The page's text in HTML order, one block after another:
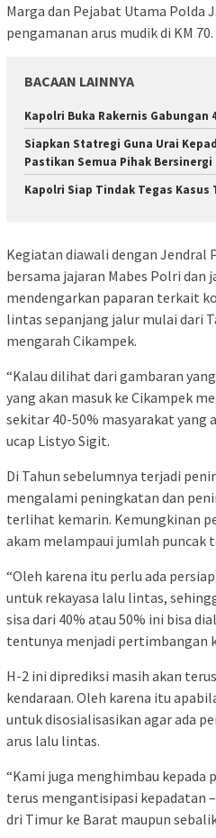
Marga dan Pejabat Utama Polda
pengamanan arus mudik di KM 70.
BACAAN LAINNYA
Kapolri Buka Rakernis Gabungan
Siapkan Statregi Guna Urai
Pastikan Semua Pihak Bersinergi
Kapolri Siap Tindak Tegas Kasus
Kegiatan diawali dengan Jendral
bersama jajaran Mabes Polri dan
mendengarkan paparan terkait
lintas sepanjang jalur mulai dari
mengarah Cikampek.
“Kalau dilihat dari gambaran
yang akan masuk ke Cikampek
sekitar 40-50% masyarakat yang
ucap Listyo Sigit.
Di Tahun sebelumnya terjadi
mengalami peningkatan dan
terlihat kemarin. Kemungkinan
akam melampaui jumlah puncak
“Oleh karena itu perlu ada
untuk rekayasa lalu lintas,
sisa dari 40% atau 50% ini bisa
tentunya menjadi pertimbangan
H-2 ini diprediksi masih akan
kendaraan. Oleh karena itu
untuk disosialisasikan agar ada
arus lalu lintas.
“Kami juga menghimbau kepada
terus mengantisipasi kepadatan
dri Timur ke Barat maupun